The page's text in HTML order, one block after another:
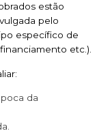
estão
pelo
específico de
etc.).
da